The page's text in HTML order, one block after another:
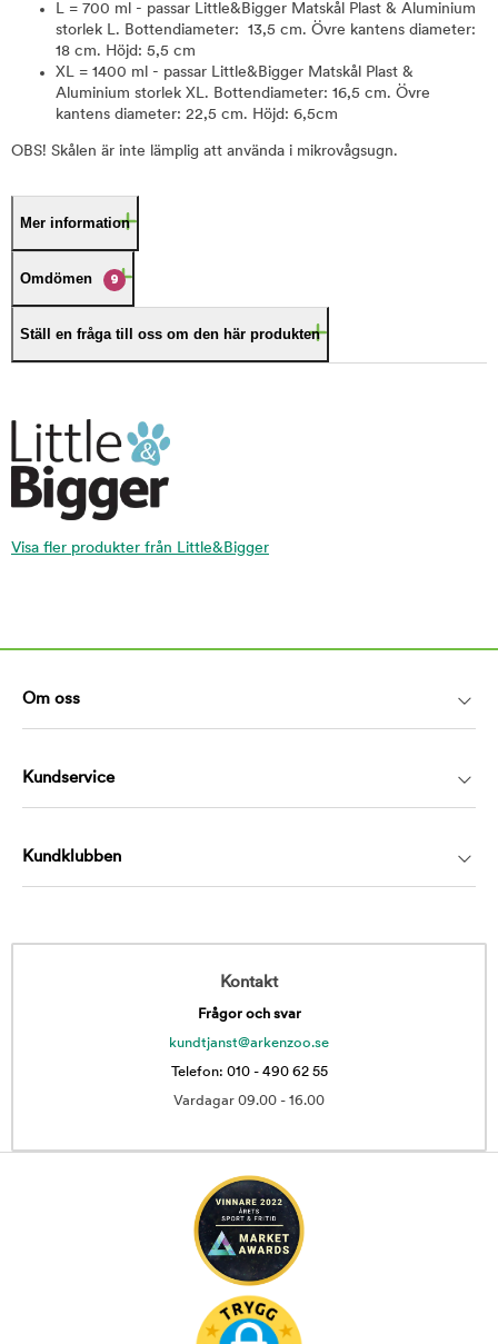
L = 700 ml - passar Little&Bigger Matskål Plast & Aluminium
storlek L. Bottendiameter: 13,5 cm. Övre kantens diameter:
18 cm. Höjd: 5,5 cm
XL = 1400 ml - passar Little&Bigger Matskål Plast &
Aluminium storlek XL. Bottendiameter: 16,5 cm. Övre
kantens diameter: 22,5 cm. Höjd: 6,5cm
OBS! Skålen är inte lämplig att använda i mikrovågsugn.
Mer information
Omdömen 9
Ställ en fråga till oss om den här produkten
Visa fler produkter från Little&Bigger
#yesarkenzoo på Instagram. Inspirera och låt dig
inspireras av andra.